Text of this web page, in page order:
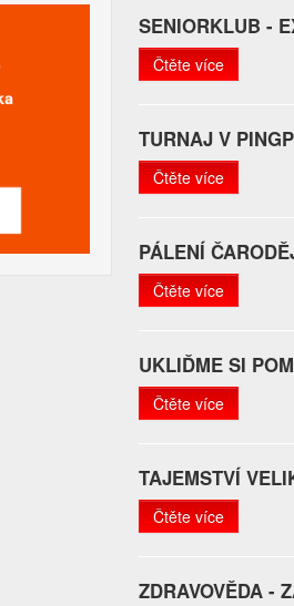
SENIORKLUB -
Čtěte více
TURNAJ V
Čtěte více
PÁLENÍ
Čtěte více
UKLIĎME SI
Čtěte více
TAJEMSTVÍ
Čtěte více
ZDRAVOVĚDA -